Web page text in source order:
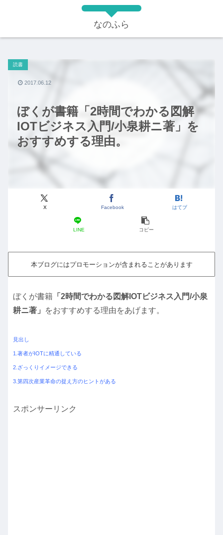
なのふら
ぼくが書籍「2時間でわかる図解
IOTビジネス入門/小泉耕ニ著」を
おすすめする理由。
読書
X Facebook はてブ
LINE コピー
2017.06.12
本ブログにはプロモーションが含まれることがあります
ぼくが書籍 「2時間でわかる図解IOTビジネス入門/小泉
耕ニ著」
をおすすめする理由をあげます。
見出し
1.著者がIOTに精通している
2.ざっくりイメージできる
3.第四次産業革命の捉え方のヒントがある
スポンサーリンク